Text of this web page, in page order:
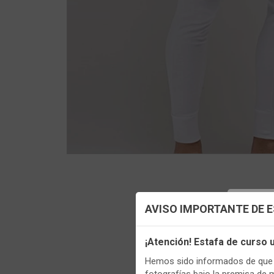
AVISO IMPORTANTE DE
¡Atención! Estafa de curso
Hemos sido informados de